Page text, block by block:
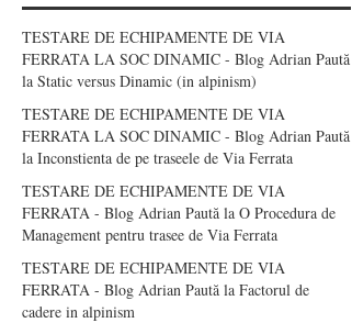
TESTARE DE ECHIPAMENTE DE VIA
FERRATA LA SOC DINAMIC - Blog Adrian Paută
la Static versus Dinamic (in alpinism)
TESTARE DE ECHIPAMENTE DE VIA
FERRATA LA SOC DINAMIC - Blog Adrian Paută
la Inconstienta de pe traseele de Via Ferrata
TESTARE DE ECHIPAMENTE DE VIA
FERRATA - Blog Adrian Paută la O Procedura de
Management pentru trasee de Via Ferrata
TESTARE DE ECHIPAMENTE DE VIA
FERRATA - Blog Adrian Paută la Factorul de
cadere in alpinism